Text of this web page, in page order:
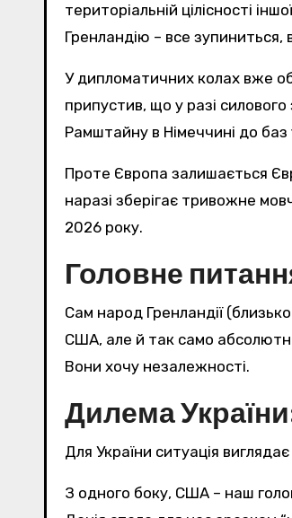
територіальній цілісності
Гренландію – все зупиниться,
У дипломатичних колах вже
припустив, що у разі силового
Рамштайну в Німеччині до баз у
Проте Європа залишається
наразі зберігає тривожне
2026 року.
Головне
Сам народ Гренландії
США, але й так само абсолютна
Вони хочу незалежності.
Дилема
Для України ситуація
З одного боку, США – наш